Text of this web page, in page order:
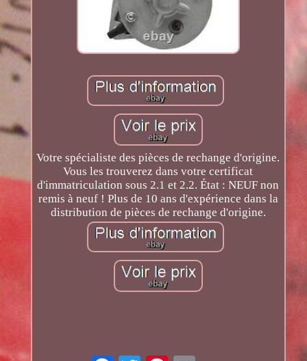
Votre spécialiste des pièces de rechange d'origine.
Vous les trouverez dans votre certificat
d'immatriculation sous 2.1 et 2.2. État : NEUF non
remis à neuf ! Plus de 10 ans d'expérience dans la
distribution de pièces de rechange d'origine.